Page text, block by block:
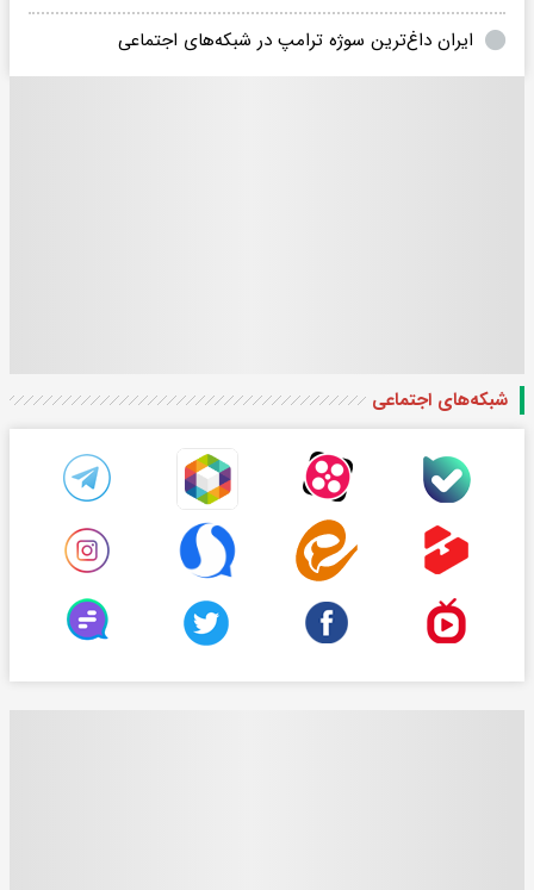
ایران داغ‌ترین سوژه ترامپ در شبکه‌های اجتماعی
شبکه‌های اجتماعی